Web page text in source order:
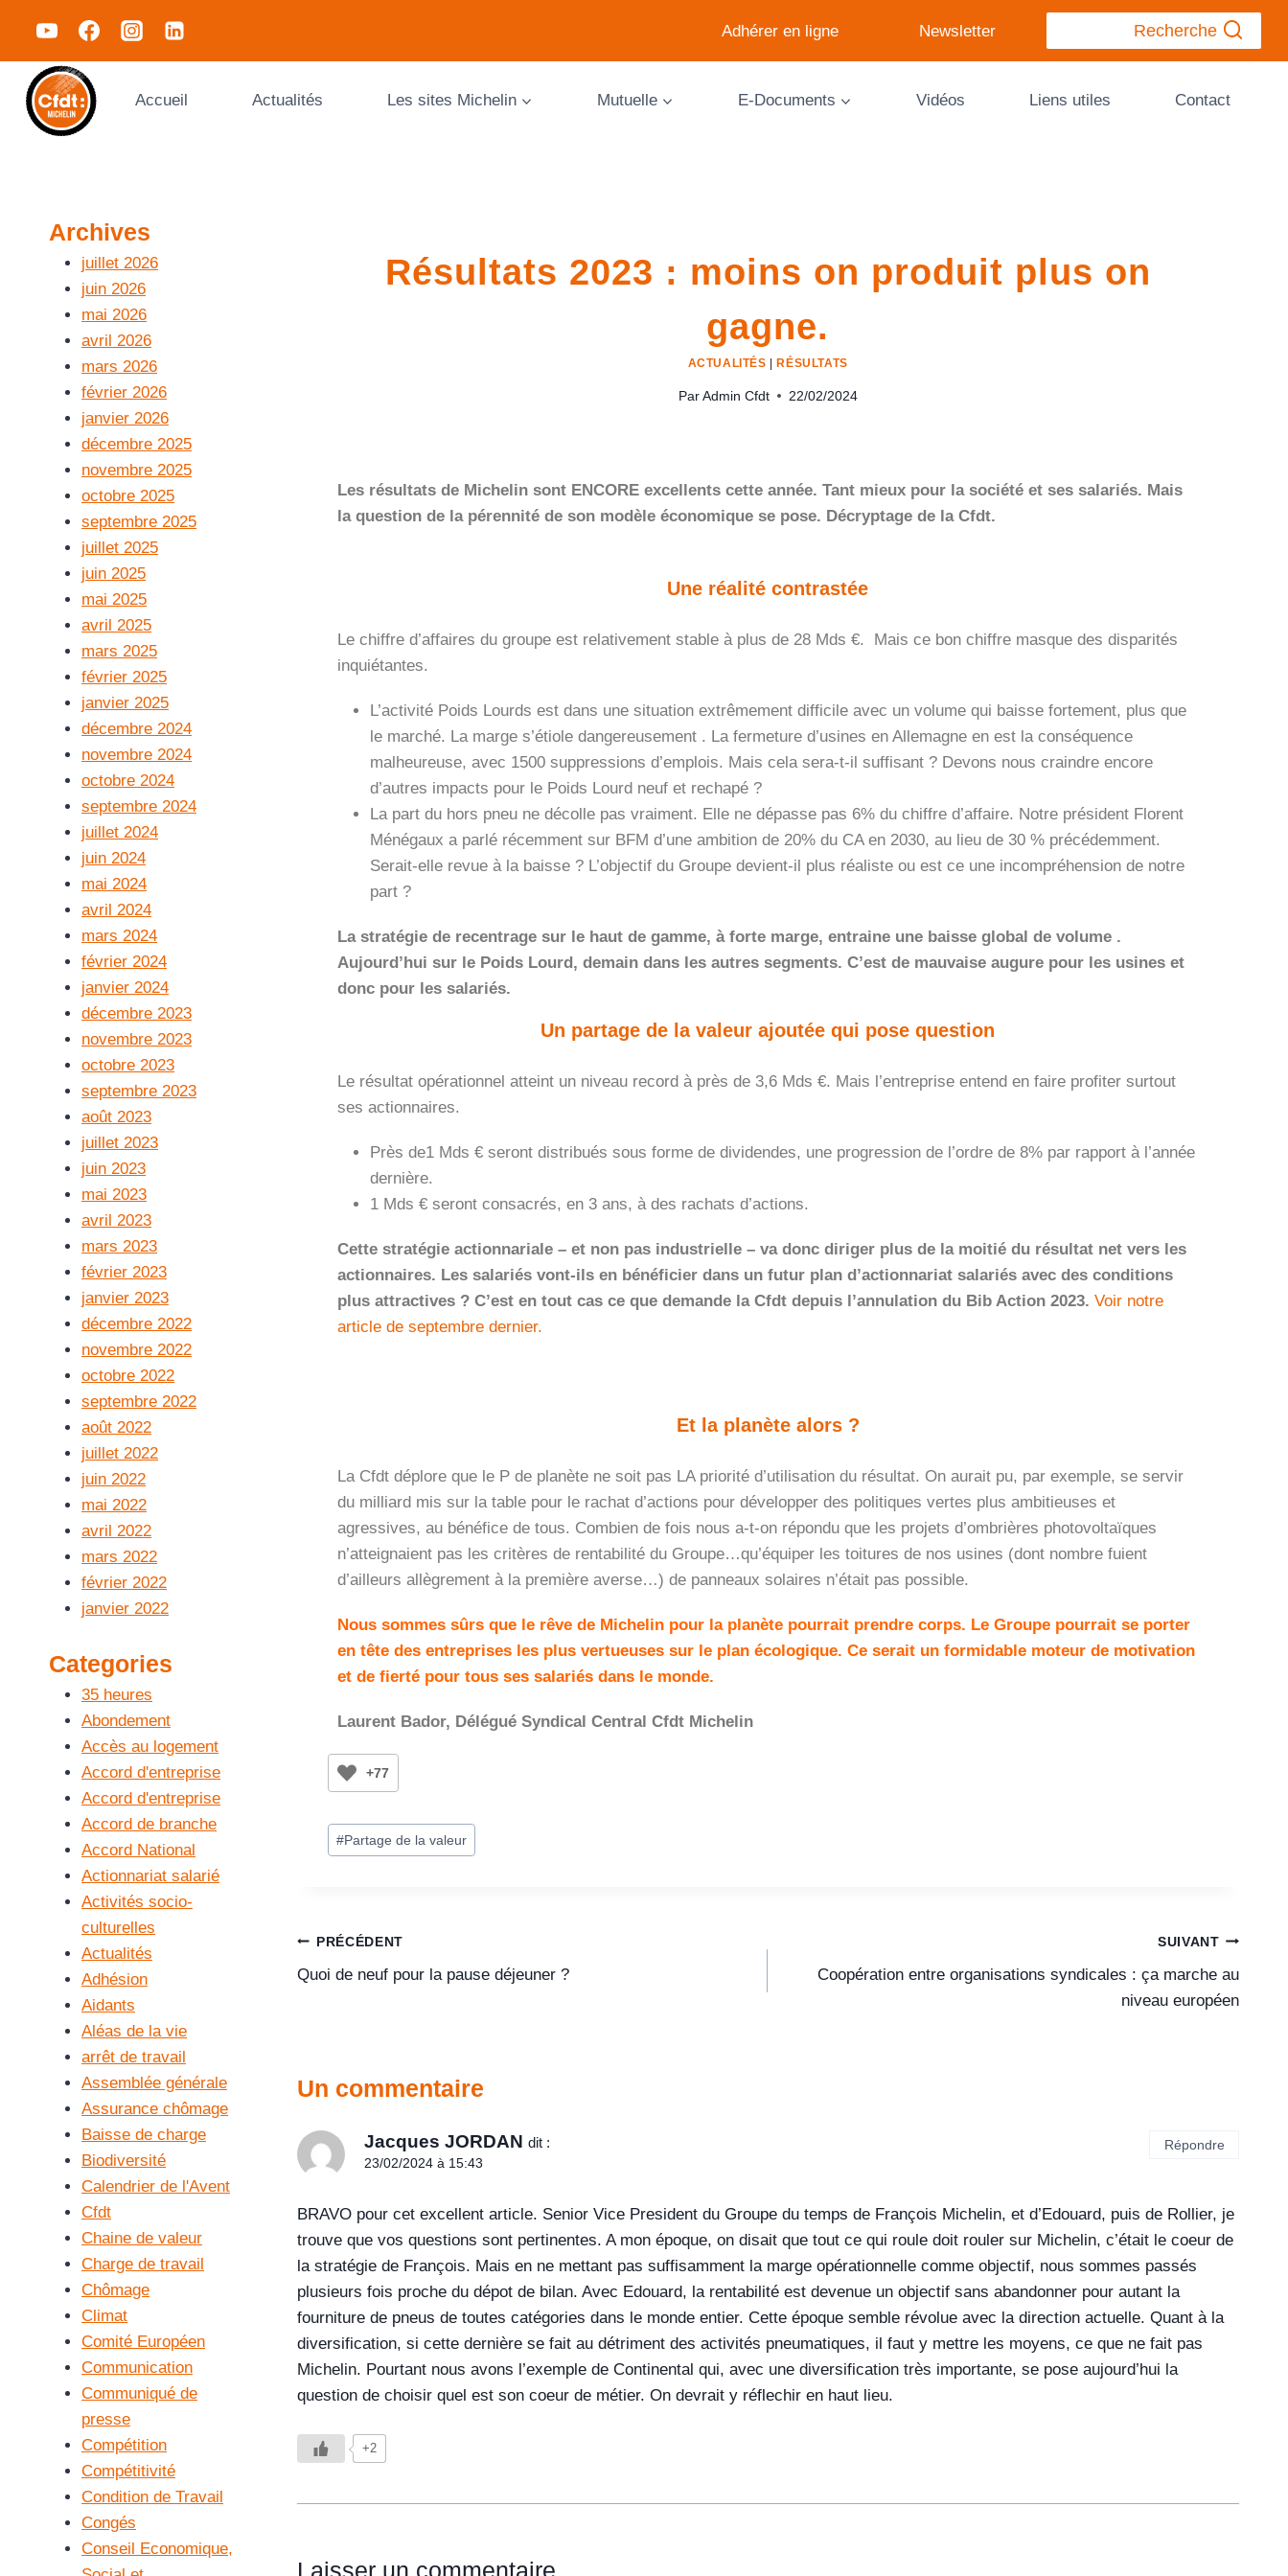
Adhérer en ligne Newsletter Recherche
Accueil Actualités Les sites Michelin Mutuelle E-Documents Vidéos Liens utiles Contact
Résultats 2023 : moins on produit plus on
gagne.
ACTUALITÉS RÉSULTATS
Par Admin Cfdt 22/02/2024
Les résultats de Michelin sont ENCORE excellents cette année. Tant mieux pour la société et ses salariés. Mais
la question de la pérennité de son modèle économique se pose. Décryptage de la Cfdt.
Une réalité contrastée
Le chiffre d’affaires du groupe est relativement stable à plus de 28 Mds €. Mais ce bon chiffre masque des disparités
inquiétantes.
L’activité Poids Lourds est dans une situation extrêmement difficile avec un volume qui baisse fortement, plus que
le marché. La marge s’étiole dangereusement . La fermeture d’usines en Allemagne en est la conséquence
malheureuse, avec 1500 suppressions d’emplois. Mais cela sera-t-il suffisant ? Devons nous craindre encore
d’autres impacts pour le Poids Lourd neuf et rechapé ?
La part du hors pneu ne décolle pas vraiment. Elle ne dépasse pas 6% du chiffre d’affaire. Notre président Florent
Ménégaux a parlé récemment sur BFM d’une ambition de 20% du CA en 2030, au lieu de 30 % précédemment.
Serait-elle revue à la baisse ? L’objectif du Groupe devient-il plus réaliste ou est ce une incompréhension de notre
part ?
La stratégie de recentrage sur le haut de gamme, à forte marge, entraine une baisse global de volume .
Aujourd’hui sur le Poids Lourd, demain dans les autres segments. C’est de mauvaise augure pour les usines et
donc pour les salariés.
Un partage de la valeur ajoutée qui pose question
Le résultat opérationnel atteint un niveau record à près de 3,6 Mds €. Mais l’entreprise entend en faire profiter surtout
ses actionnaires.
Près de1 Mds € seront distribués sous forme de dividendes, une progression de l’ordre de 8% par rapport à l’année
dernière.
1 Mds € seront consacrés, en 3 ans, à des rachats d’actions.
Cette stratégie actionnariale – et non pas industrielle – va donc diriger plus de la moitié du résultat net vers les
actionnaires. Les salariés vont-ils en bénéficier dans un futur plan d’actionnariat salariés avec des conditions
plus attractives ? C’est en tout cas ce que demande la Cfdt depuis l’annulation du Bib Action 2023. Voir notre
article de septembre dernier.
Et la planète alors ?
La Cfdt déplore que le P de planète ne soit pas LA priorité d’utilisation du résultat. On aurait pu, par exemple, se servir
du milliard mis sur la table pour le rachat d’actions pour développer des politiques vertes plus ambitieuses et
agressives, au bénéfice de tous. Combien de fois nous a-t-on répondu que les projets d’ombrières photovoltaïques
n’atteignaient pas les critères de rentabilité du Groupe…qu’équiper les toitures de nos usines (dont nombre fuient
d’ailleurs allègrement à la première averse…) de panneaux solaires n’était pas possible.
Nous sommes sûrs que le rêve de Michelin pour la planète pourrait prendre corps. Le Groupe pourrait se porter
en tête des entreprises les plus vertueuses sur le plan écologique. Ce serait un formidable moteur de motivation
et de fierté pour tous ses salariés dans le monde.
Laurent Bador, Délégué Syndical Central Cfdt Michelin
+77
#Partage de la valeur
PRÉCÉDENT
Quoi de neuf pour la pause déjeuner ?
SUIVANT
Coopération entre organisations syndicales : ça marche au
niveau européen
Un commentaire
Jacques JORDAN dit :
23/02/2024 à 15:43
BRAVO pour cet excellent article. Senior Vice President du Groupe du temps de François Michelin, et d’Edouard, puis de Rollier, je
trouve que vos questions sont pertinentes. A mon époque, on disait que tout ce qui roule doit rouler sur Michelin, c’était le coeur de
la stratégie de François. Mais en ne mettant pas suffisamment la marge opérationnelle comme objectif, nous sommes passés
plusieurs fois proche du dépot de bilan. Avec Edouard, la rentabilité est devenue un objectif sans abandonner pour autant la
fourniture de pneus de toutes catégories dans le monde entier. Cette époque semble révolue avec la direction actuelle. Quant à la
diversification, si cette dernière se fait au détriment des activités pneumatiques, il faut y mettre les moyens, ce que ne fait pas
Michelin. Pourtant nous avons l’exemple de Continental qui, avec une diversification très importante, se pose aujourd’hui la
question de choisir quel est son coeur de métier. On devrait y réflechir en haut lieu.
+2
Répondre
Laisser un commentaire
Archives
juillet 2026
juin 2026
mai 2026
avril 2026
mars 2026
février 2026
janvier 2026
décembre 2025
novembre 2025
octobre 2025
septembre 2025
juillet 2025
juin 2025
mai 2025
avril 2025
mars 2025
février 2025
janvier 2025
décembre 2024
novembre 2024
octobre 2024
septembre 2024
juillet 2024
juin 2024
mai 2024
avril 2024
mars 2024
février 2024
janvier 2024
décembre 2023
novembre 2023
octobre 2023
septembre 2023
août 2023
juillet 2023
juin 2023
mai 2023
avril 2023
mars 2023
février 2023
janvier 2023
décembre 2022
novembre 2022
octobre 2022
septembre 2022
août 2022
juillet 2022
juin 2022
mai 2022
avril 2022
mars 2022
février 2022
janvier 2022
Categories
35 heures
Abondement
Accès au logement
Accord d'entreprise
Accord d'entreprise
Accord de branche
Accord National
Actionnariat salarié
Activités socio-
culturelles
Actualités
Adhésion
Aidants
Aléas de la vie
arrêt de travail
Assemblée générale
Assurance chômage
Baisse de charge
Biodiversité
Calendrier de l'Avent
Cfdt
Chaine de valeur
Charge de travail
Chômage
Climat
Comité Européen
Communication
Communiqué de
presse
Compétition
Compétitivité
Condition de Travail
Congés
Conseil Economique,